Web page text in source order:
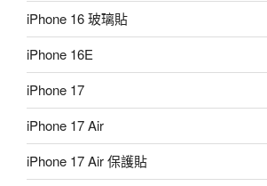
iPhone 16 玻璃貼
iPhone 16E
iPhone 17
iPhone 17 Air
iPhone 17 Air 保護貼